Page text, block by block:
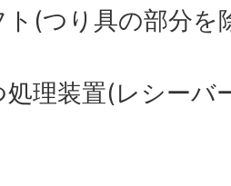
ト(つり具の部分を
理装置(レシーバ